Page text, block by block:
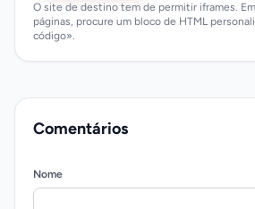
O site de destino tem de permitir iframes.
páginas, procure um bloco de HTML
código».
Comentários
Nome